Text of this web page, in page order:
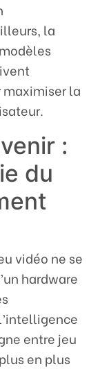
la
la
:
du
vidéo ne se
hardware
entre jeu
en plus